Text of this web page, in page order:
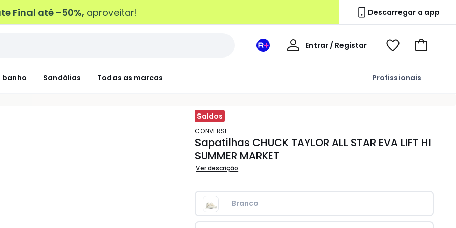
Final até -50%, aproveitar! Descarregar a app
banho Sandálias Todas as marcas Profissionais
Espaço
Entrar / Registar
Voir
Ir
carrinho
Saldos
CONVERSE
Sapatilhas CHUCK TAYLOR ALL STAR EVA LIFT HI
SUMMER MARKET
Ver descrição
Branco